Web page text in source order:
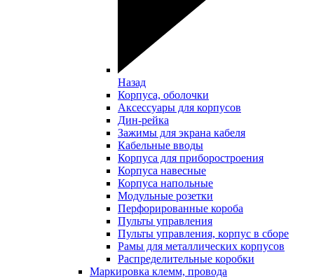
Назад
Корпуса, оболочки
Аксессуары для корпусов
Дин-рейка
Зажимы для экрана кабеля
Кабельные вводы
Корпуса для приборостроения
Корпуса навесные
Корпуса напольные
Модульные розетки
Перфорированные короба
Пульты управления
Пульты управления, корпус в сборе
Рамы для металлических корпусов
Распределительные коробки
Маркировка клемм, провода